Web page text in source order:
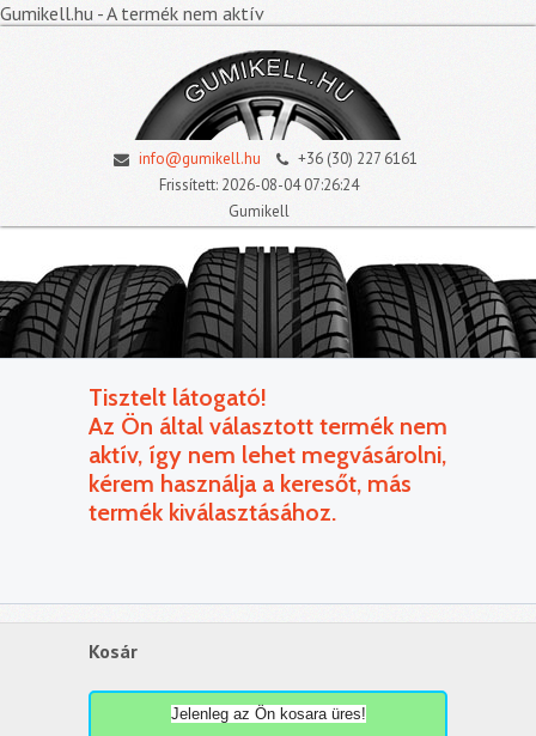
Gumikell.hu - A termék nem aktív
info@gumikell.hu
+36 (30) 227 6161
Frissített: 2026-08-04 07:26:24
Gumikell
Tisztelt látogató!
Az Ön által választott termék nem
aktív, így nem lehet megvásárolni,
kérem használja a keresőt, más
termék kiválasztásához.
Kosár
Jelenleg az Ön kosara üres!